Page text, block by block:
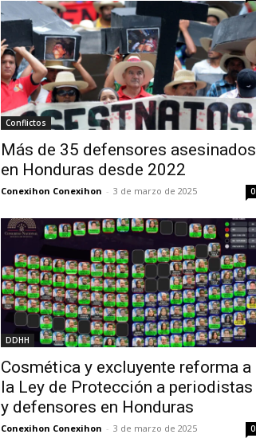
Conflictos
Más de 35 defensores asesinados
en Honduras desde 2022
Conexihon Conexihon - 3 de marzo de 2025 0
DDHH
Cosmética y excluyente reforma a
la Ley de Protección a periodistas
y defensores en Honduras
Conexihon Conexihon - 3 de marzo de 2025 0